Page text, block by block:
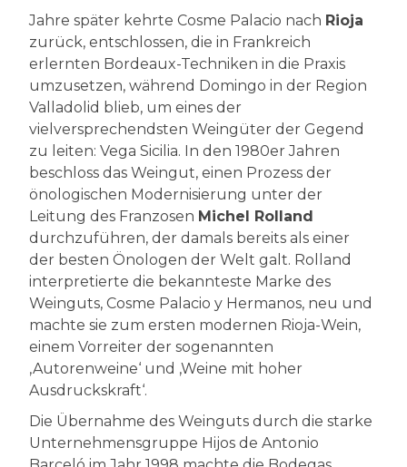
Jahre später kehrte Cosme Palacio nach Rioja
zurück, entschlossen, die in Frankreich
erlernten Bordeaux-Techniken in die Praxis
umzusetzen, während Domingo in der Region
Valladolid blieb, um eines der
vielversprechendsten Weingüter der Gegend
zu leiten: Vega Sicilia. In den 1980er Jahren
beschloss das Weingut, einen Prozess der
önologischen Modernisierung unter der
Leitung des Franzosen Michel Rolland
durchzuführen, der damals bereits als einer
der besten Önologen der Welt galt. Rolland
interpretierte die bekannteste Marke des
Weinguts, Cosme Palacio y Hermanos, neu und
machte sie zum ersten modernen Rioja-Wein,
einem Vorreiter der sogenannten
‚Autorenweine‘ und ‚Weine mit hoher
Ausdruckskraft‘.
Die Übernahme des Weinguts durch die starke
Unternehmensgruppe Hijos de Antonio